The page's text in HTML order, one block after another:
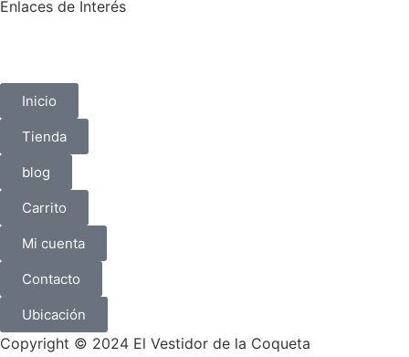
Enlaces de Interés
Inicio
Tienda
blog
Carrito
Mi cuenta
Contacto
Ubicación
Copyright © 2024 El Vestidor de la Coqueta